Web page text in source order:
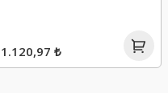
1.120,97 ₺